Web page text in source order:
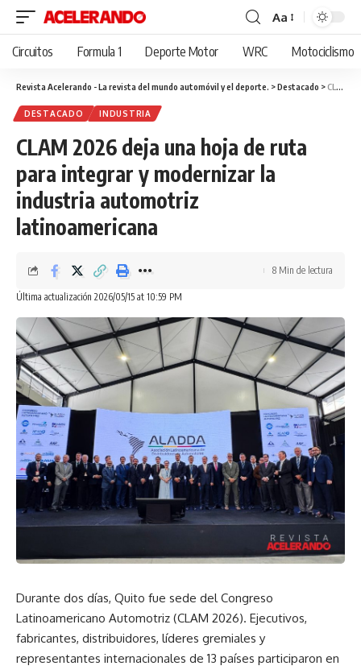
Cambiar
tamaño
fuente
Aa
Circuitos Formula 1 Deporte Motor WRC Motociclismo
Revista Acelerando - La revista del mundo automóvil y el deporte. >Destacado >CLAM 2026 deja una hoja de ruta para integrar y modernizar la industria automotriz latinoamericana
DESTACADO INDUSTRIA
CLAM 2026 deja una hoja de ruta
para integrar y modernizar la
industria automotriz
latinoamericana
Última actualización 2026/05/15 at 10:59 PM
8 Min de lectura
Durante dos días, Quito fue sede del Congreso
Latinoamericano Automotriz (CLAM 2026). Ejecutivos,
fabricantes, distribuidores, líderes gremiales y
representantes internacionales de 13 países participaron en